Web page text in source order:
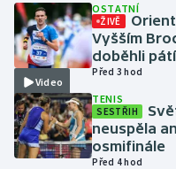
Motorsport
Olympijské hry
Parasport
Plavání
Video
OSTATNÍ
ŽIVĚ
Vyšším
doběhli pátí
Před 3 hod
TENIS
SESTŘIH
neuspěla
osmifinále
Před 4 hod